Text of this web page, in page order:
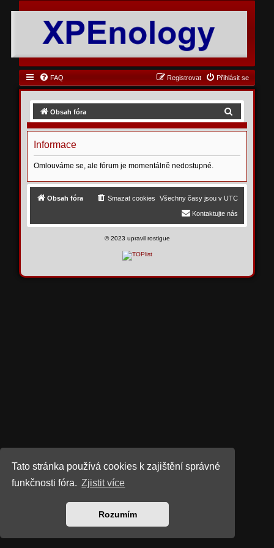
Tato stránka používá cookies k zajištění správné
funkčnosti fóra. Zjistit více
Rozumím
FAQ Přihlásit se
Registrovat
Obsah fóra
d
t
Informace
Omlouváme se, ale fórum je momentálně nedostupné.
Obsah fóra Všechny časy jsou v UTC
Smazat cookies
Kontaktujte nás
©2023 upravil rostigue